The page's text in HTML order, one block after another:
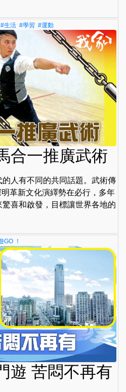
#生活 #學習 #運動
合一推廣武術
人有不同的共同話題。武術傳
革新文化演繹勢在必行，多年
喜和啟發，目標讓世界各地的
GO ！
遊 苦悶不再有